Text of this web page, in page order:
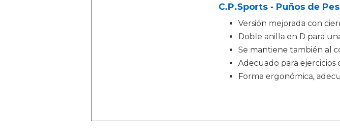
C.P.Sports - Puños de
Versión mejorada con
Doble anilla en D para
Se mantiene también al
Adecuado para ejercicios
Forma ergonómica,